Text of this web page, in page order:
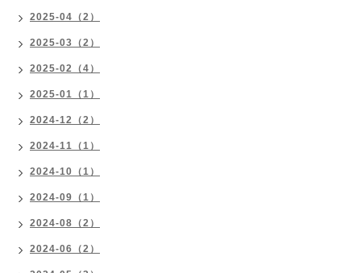
2025-04（2）
2025-03（2）
2025-02（4）
2025-01（1）
2024-12（2）
2024-11（1）
2024-10（1）
2024-09（1）
2024-08（2）
2024-06（2）